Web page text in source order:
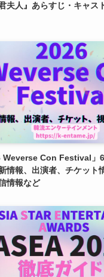
夫人』あらすじ・キャス
Weverse Con Festival」
情報、出演者、チケット
情報など